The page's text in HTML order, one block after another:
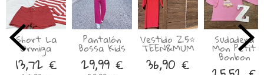
Short La
Ormiga
13,72 €
Pantalón
Bossa Kids
29,99 €
Vestido Z5⭐️
TEEN&MUM
36,90 €
Sudadera
Mon Petit
Bonbon